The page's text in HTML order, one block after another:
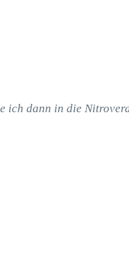
ich dann in die